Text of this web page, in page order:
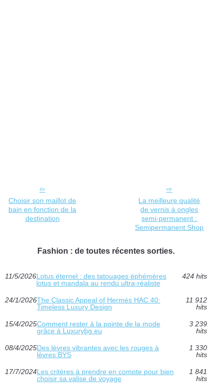
Choisir son maillot de
bain en fonction de la
destination
La meilleure qualité
de vernis à ongles
semi-permanent :
Semipermanent.Shop
Fashion : de toutes récentes sorties.
11/5/2026Lotus éternel : des tatouages éphémères
lotus et mandala au rendu ultra-réaliste
424 hits
24/1/2026The Classic Appeal of Hermès HAC 40:
Timeless Luxury Design
11 912
hits
15/4/2025Comment rester à la pointe de la mode
grâce à Luxurybg.eu
3 239
hits
08/4/2025Des lèvres vibrantes avec les rouges à
lèvres BYS
1 330
hits
17/7/2024Les critères à prendre en compte pour bien
choisir sa valise de voyage
1 841
hits